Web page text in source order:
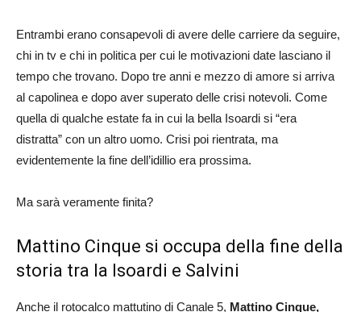
Entrambi erano consapevoli di avere delle carriere da seguire,
chi in tv e chi in politica per cui le motivazioni date lasciano il
tempo che trovano. Dopo tre anni e mezzo di amore si arriva
al capolinea e dopo aver superato delle crisi notevoli. Come
quella di qualche estate fa in cui la bella Isoardi si “era
distratta” con un altro uomo. Crisi poi rientrata, ma
evidentemente la fine dell’idillio era prossima.
Ma sarà veramente finita?
Mattino Cinque si occupa della fine della
storia tra la Isoardi e Salvini
Anche il rotocalco mattutino di Canale 5, Mattino Cinque,